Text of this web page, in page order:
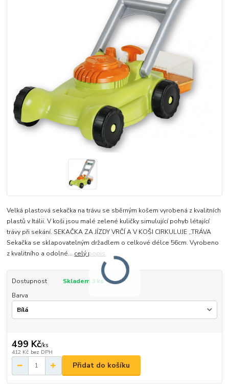
Velká plastová sekačka na trávu se sběrným košem vyrobená z kvalitních
plastů v Itálii. V koši jsou malé zelené kuličky simulující pohyb létající
trávy při sekání. SEKAČKA ZA JÍZDY VRČÍ A V KOŠI CIRKULUJE ,,TRÁVA
Sekačka se sklapovatelným držadlem o celkové délce 56cm. Vyrobeno
z kvalitního a odolné... celý popis
Dostupnost
Skladem 3 ks
Barva
499 Kč/ks
412 Kč bez DPH
Přidat do košíku